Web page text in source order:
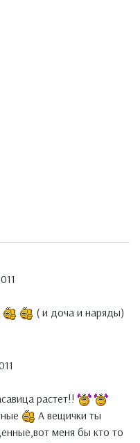
( и доча и наряды)
растет!!
А вещички ты
меня бы кто то